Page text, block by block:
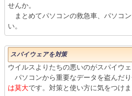
せんか。
まとめてパソコンの救急車、パソコ
い。
スパイウェアを対策
ウイルスよりたちの悪いのがスパイウェ
パソコンから重要なデータを盗んだ
は莫大です。対策と使い方に気をつけま